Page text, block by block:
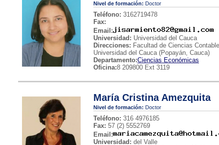
Nivel de formación: Doctor
Teléfono: 3162719478
Fax:
Email:
Universidad: Universidad del Cauca
Direcciones: Facultad de Ciencias
Universidad del Cauca (Popayán, Cauca)
Departamento:Ciencias Económicas
Oficina:8 209800 Ext 3119
María Cristina Amezquita
Nivel de formación: Doctor
Teléfono: 316 4976185
Fax: 57 (2) 5552769
Email:
Universidad: del Valle